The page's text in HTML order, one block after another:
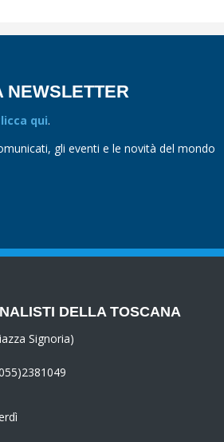
NEWSLETTER
qui.
gli eventi e le novità del mondo
DELLA TOSCANA
Signoria)